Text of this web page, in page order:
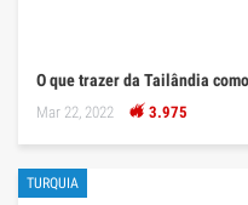
O que trazer da Tailândia
Mar 22, 2022 3.975
TURQUIA